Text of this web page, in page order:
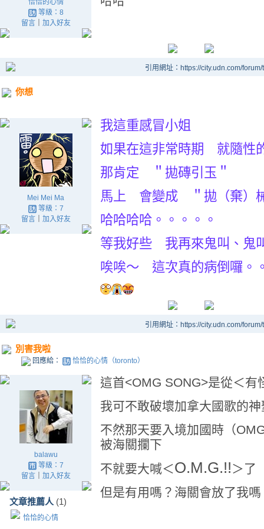
恰恰的心情
等級：8
留言｜ 加入好友
引用網址：https://city.udn.com/
你想
Mei Mei Ma
等級：7
留言｜ 加入好友
我這重感冒小姐
如果在這非常時期 就隨性
那肯定 ＂拋磚引玉＂
馬上 會變成 ＂拋（棄）
哈哈哈哈。。。。。
等我好些 我再來鬼叫、鬼
唉唉～ 這次真的病倒囉。
引用網址：https://city.udn.com/
別害我啦
回應給： 恰恰的心情（toronto）
balawu
等級：7
留言｜ 加入好友
文章推薦人 (1)
恰恰的心情
這首<OMG SONG>是從＜有
我可不敢破壞加拿大國歌的
不然那天要入境加國時（
被海關攔下
不就要大喊＜O.M.G.!!＞
但是有用嗎？海關會放了我嗎